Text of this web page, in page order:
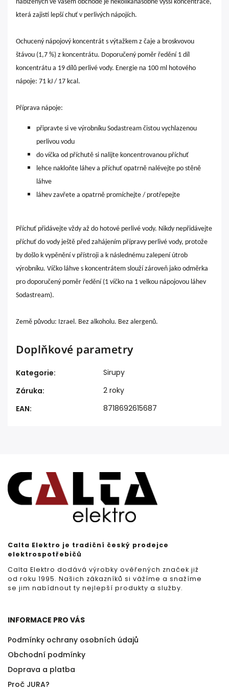
nabízených ve vašem obchodě je několikanásobně vyšší koncentrace,
která zajistí lepší chuť v perlivých nápojích.
Ochucený nápojový koncentrát s výtažkem z čaje a broskvovou
štávou (1,7 %) z koncentrátu. Doporučený poměr ředění 1 díl
koncentrátu a 19 dílů perlivé vody. Energie na 100 ml hotového
nápoje: 71 kJ / 17 kcal.
Příprava nápoje:
připravte si ve výrobníku Sodastream čistou vychlazenou
perlivou vodu
do víčka od příchutě si nalijte koncentrovanou příchuť
lehce nakloňte láhev a příchuť opatrně nalévejte po stěně
láhve
láhev zavřete a opatrně promíchejte / protřepejte
Příchuť přidávejte vždy až do hotové perlivé vody. Nikdy nepřidávejte
příchuť do vody ještě před zahájením přípravy perlivé vody, protože
by došlo k vypěnění v přístroji a k následnému zalepení útrob
výrobníku. Víčko láhve s koncentrátem slouží zároveň jako odměrka
pro doporučený poměr ředění (1 víčko na 1 velkou nápojovou láhev
Sodastream).
Země původu: Izrael. Bez alkoholu. Bez alergenů.
Doplňkové parametry
Kategorie:
Sirupy
Záruka:
2 roky
EAN: 8718692615687
Calta Elektro je tradiční český prodejce
elektrospotřebičů
Calta Elektro dodává výrobky ověřených značek již
od roku 1995. Našich zákazníků si vážíme a snažíme
se jim nabídnout ty nejlepší produkty a služby.
INFORMACE PRO VÁS
Podmínky ochrany osobních údajů
Obchodní podmínky
Doprava a platba
Proč JURA?